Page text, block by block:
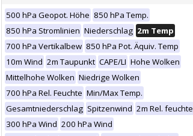
500 hPa Geopot. Höhe 850 hPa Temp.
850 hPa Stromlinien Niederschlag 2m Temp
700 hPa Vertikalbew 850 hPa Pot. Äquiv. Temp
10m Wind 2m Taupunkt CAPE/LI Hohe Wolken
Mittelhohe Wolken Niedrige Wolken
700 hPa Rel. Feuchte Min/Max Temp.
Gesamtniederschlag Spitzenwind 2m Rel. feuchte
300 hPa Wind 200 hPa Wind